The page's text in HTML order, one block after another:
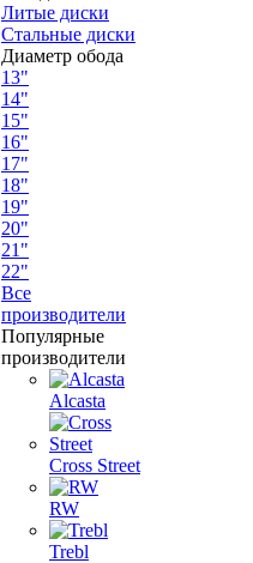
Литые диски
Стальные диски
Диаметр обода
13"
14"
15"
16"
17"
18"
19"
20"
21"
22"
Все
производители
Популярные
производители
Alcasta
Cross Street
RW
Trebl